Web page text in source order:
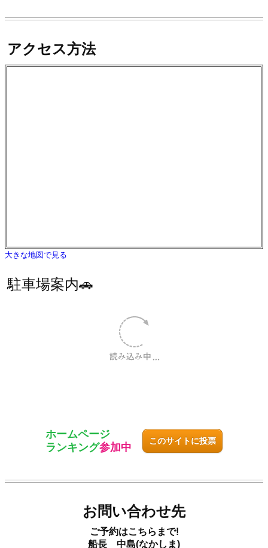
アクセス方法
大きな地図で見る
駐車場案内🚗
ホームページ
ランキング参加中
このサイトに投票
お問い合わせ先
ご予約はこちらまで!
船長 中島(なかしま)